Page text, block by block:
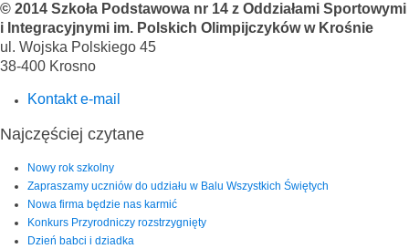
© 2014 Szkoła Podstawowa nr 14 z Oddziałami Sportowymi
i Integracyjnymi im. Polskich Olimpijczyków w Krośnie
ul. Wojska Polskiego 45
38-400 Krosno
Kontakt e-mail
Najczęściej czytane
Nowy rok szkolny
Zapraszamy uczniów do udziału w Balu Wszystkich Świętych
Nowa firma będzie nas karmić
Konkurs Przyrodniczy rozstrzygnięty
Dzień babci i dziadka